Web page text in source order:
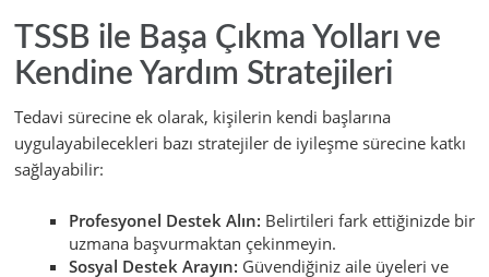
TSSB ile Başa Çıkma Yolları ve
Kendine Yardım Stratejileri
Tedavi sürecine ek olarak, kişilerin kendi başlarına
uygulayabilecekleri bazı stratejiler de iyileşme sürecine katkı
sağlayabilir:
Profesyonel Destek Alın: Belirtileri fark ettiğinizde bir
uzmana başvurmaktan çekinmeyin.
Sosyal Destek Arayın: Güvendiğiniz aile üyeleri ve